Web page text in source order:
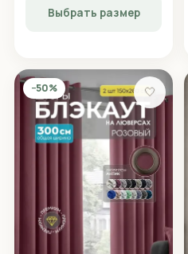
Выбрать размер
−50% 🤍